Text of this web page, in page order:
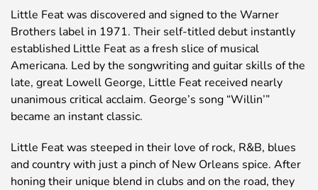
Little Feat was discovered and signed to the Warner
Brothers label in 1971. Their self-titled debut instantly
established Little Feat as a fresh slice of musical
Americana. Led by the songwriting and guitar skills of the
late, great Lowell George, Little Feat received nearly
unanimous critical acclaim. George’s song “Willin’”
became an instant classic.
Little Feat was steeped in their love of rock, R&B, blues
and country with just a pinch of New Orleans spice. After
honing their unique blend in clubs and on the road, they